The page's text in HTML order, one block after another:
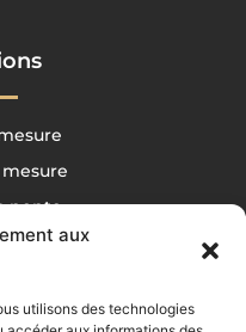
aux
utilisons des technologies
pente
06